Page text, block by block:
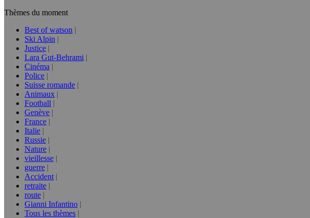
Thèmes du moment
Best of watson
Ski Alpin
Justice
Lara Gut-Behrami
Cinéma
Police
Suisse romande
Animaux
Football
Genève
France
Italie
Russie
Nature
vieillesse
guerre
Accident
retraite
route
Gianni Infantino
Tous les thèmes